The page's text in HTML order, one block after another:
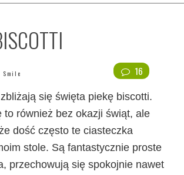
16
Smile
się święta piekę biscotti.
to również bez okazji świąt, ale
dość często te ciasteczka
stole. Są fantastycznie proste
przechowują się spokojnie nawet